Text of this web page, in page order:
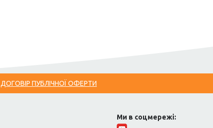
ДОГОВІР ПУБЛІЧНОЇ ОФЕРТИ
Ми в соцмережі: